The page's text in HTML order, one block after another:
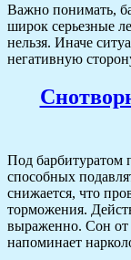
Важно понимать,
широк серьезные
нельзя. Иначе
негативную
Под барбитуратом
способных
снижается, что
торможения.
выраженно. Сон от
напоминает